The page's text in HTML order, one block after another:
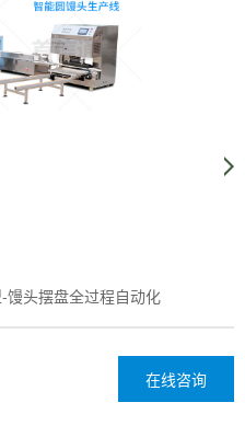
头摆盘全过程自动化
在线咨询